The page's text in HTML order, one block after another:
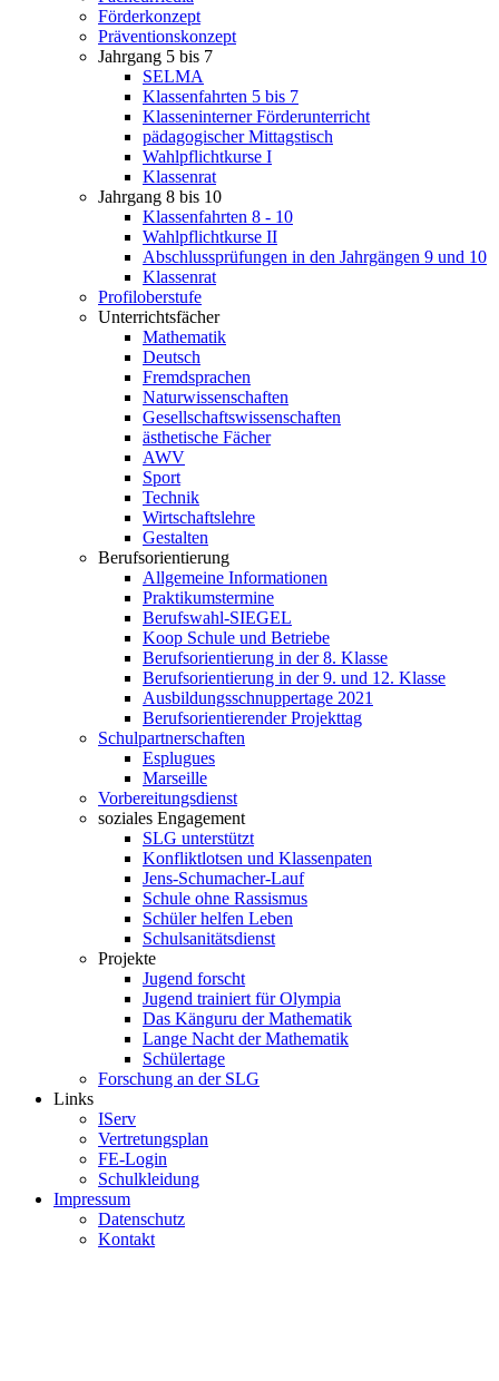
Förderkonzept
Präventionskonzept
Jahrgang 5 bis 7
SELMA
Klassenfahrten 5 bis 7
Klasseninterner Förderunterricht
pädagogischer Mittagstisch
Wahlpflichtkurse I
Klassenrat
Jahrgang 8 bis 10
Klassenfahrten 8 - 10
Wahlpflichtkurse II
Abschlussprüfungen in den Jahrgängen 9 und 10
Klassenrat
Profiloberstufe
Unterrichtsfächer
Mathematik
Deutsch
Fremdsprachen
Naturwissenschaften
Gesellschaftswissenschaften
ästhetische Fächer
AWV
Sport
Technik
Wirtschaftslehre
Gestalten
Berufsorientierung
Allgemeine Informationen
Praktikumstermine
Berufswahl-SIEGEL
Koop Schule und Betriebe
Berufsorientierung in der 8. Klasse
Berufsorientierung in der 9. und 12. Klasse
Ausbildungsschnuppertage 2021
Berufsorientierender Projekttag
Schulpartnerschaften
Esplugues
Marseille
Vorbereitungsdienst
soziales Engagement
SLG unterstützt
Konfliktlotsen und Klassenpaten
Jens-Schumacher-Lauf
Schule ohne Rassismus
Schüler helfen Leben
Schulsanitätsdienst
Projekte
Jugend forscht
Jugend trainiert für Olympia
Das Känguru der Mathematik
Lange Nacht der Mathematik
Schülertage
Forschung an der SLG
Links
IServ
Vertretungsplan
FE-Login
Schulkleidung
Impressum
Datenschutz
Kontakt